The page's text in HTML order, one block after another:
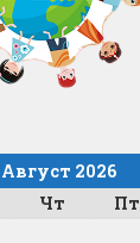
Август 2026
Чт Пт